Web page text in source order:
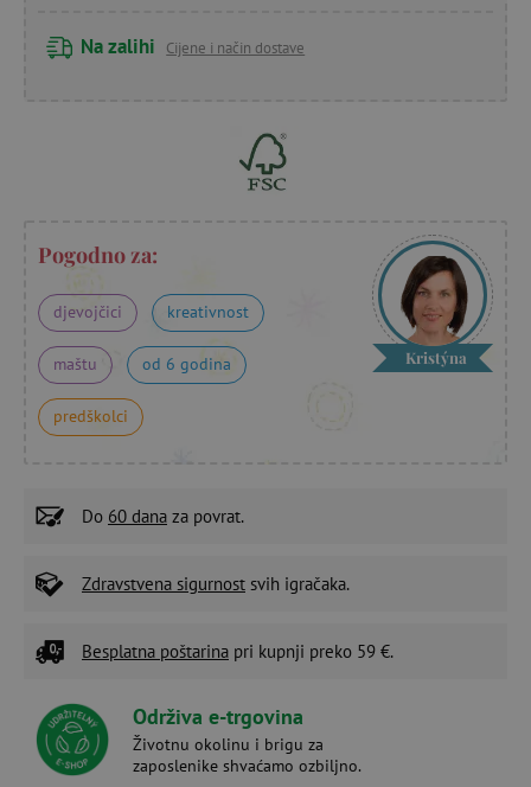
Na zalihi Cijene i način dostave
Pogodno za:
djevojčici kreativnost
maštu od 6 godina
predškolci
Kristýna
Do 60 dana za povrat.
Zdravstvena sigurnost svih igračaka.
Besplatna poštarina pri kupnji preko 59 €.
Održiva e-trgovina
Životnu okolinu i brigu za
zaposlenike shvaćamo ozbiljno.